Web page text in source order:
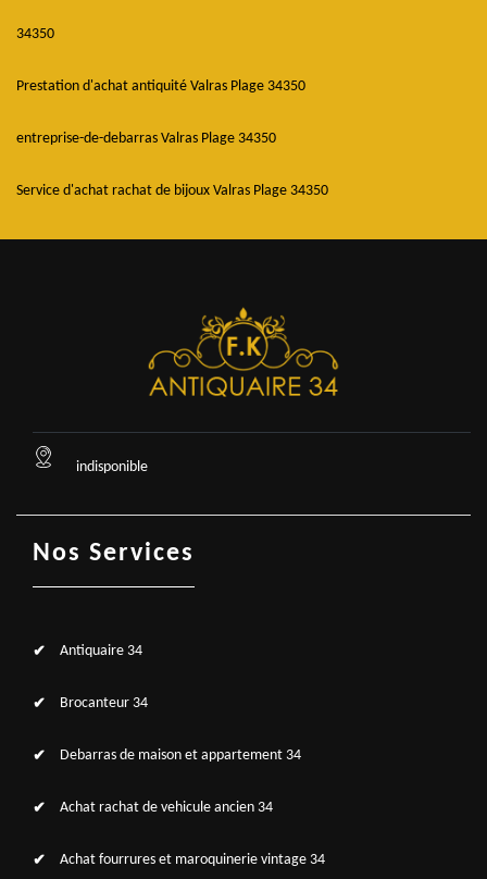
34350
Prestation d'achat antiquité Valras Plage 34350
entreprise-de-debarras Valras Plage 34350
Service d'achat rachat de bijoux Valras Plage 34350
indisponible
Nos Services
Antiquaire 34
Brocanteur 34
Debarras de maison et appartement 34
Achat rachat de vehicule ancien 34
Achat fourrures et maroquinerie vintage 34